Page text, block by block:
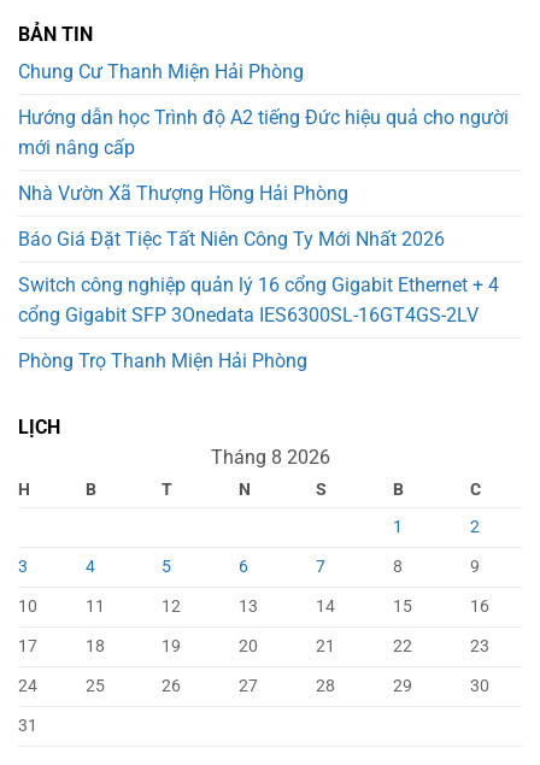
BẢN TIN
Chung Cư Thanh Miện Hải Phòng
Hướng dẫn học Trình độ A2 tiếng Đức hiệu quả cho người
mới nâng cấp
Nhà Vườn Xã Thượng Hồng Hải Phòng
Báo Giá Đặt Tiệc Tất Niên Công Ty Mới Nhất 2026
Switch công nghiệp quản lý 16 cổng Gigabit Ethernet + 4
cổng Gigabit SFP 3Onedata IES6300SL-16GT4GS-2LV
Phòng Trọ Thanh Miện Hải Phòng
LỊCH
Tháng 8 2026
H B T N S B
C
1
2
3
4 5 6 7 8
9
10
11 12 13 14 15
16
17
18 19 20 21 22
23
24
25 26 27 28 29
30
31